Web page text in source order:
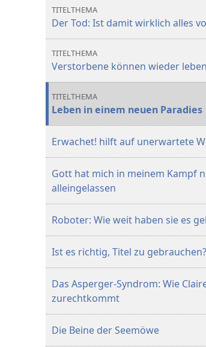
TITELTHEMA
Der Tod: Ist damit wirklich alles
TITELTHEMA
Verstorbene können wieder
TITELTHEMA
Leben in einem neuen Paradies
Erwachet! hilft auf unerwartete
Gott hat mich in meinem Kampf
alleingelassen
Roboter: Wie weit haben sie es
Ist es richtig, Titel zu gebrauchen?
Das Asperger-Syndrom: Wie
zurechtkommt
Die Beine der Seemöwe